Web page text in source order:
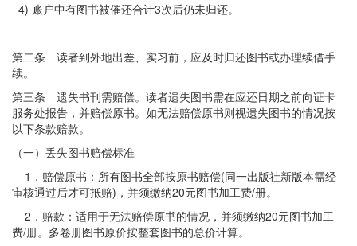
4) 账户中有图书被催还合计3次后仍未归还。
第二条 读者到外地出差、实习前，应及时归还图书或办理续借手
续。
第三条 遗失书刊需赔偿。读者遗失图书需在应还日期之前向证卡
服务处报告，并赔偿原书。如无法赔偿原书则视遗失图书的情况按
以下条款赔款。
（一）丢失图书赔偿标准
1．赔偿原书：所有图书全部按原书赔偿(同一出版社新版本需经
审核通过后才可抵赔)，并须缴纳20元图书加工费/册。
2．赔款：适用于无法赔偿原书的情况，并须缴纳20元图书加工
费/册。多卷册图书原价按整套图书的总价计算。